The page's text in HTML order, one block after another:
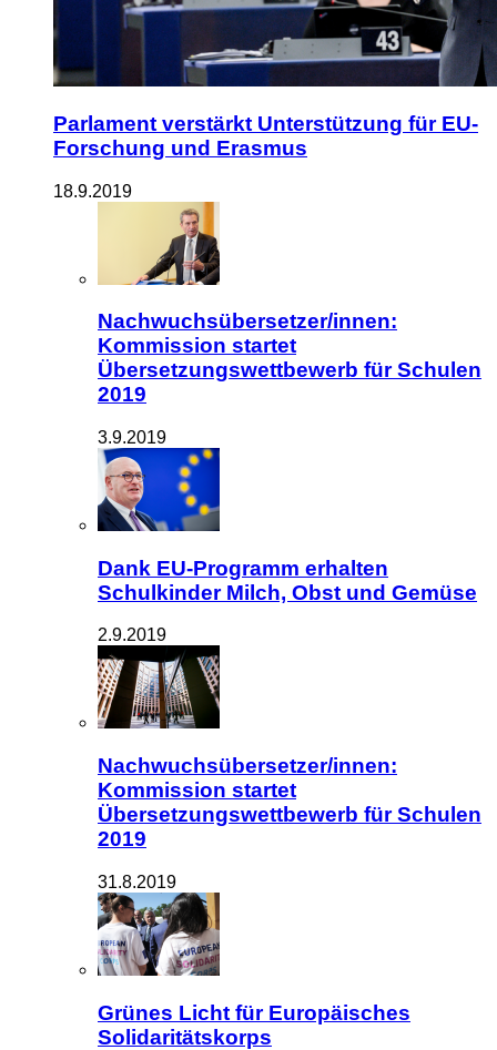
Parlament verstärkt Unterstützung für EU-
Forschung und Erasmus
18.9.2019
Nachwuchsübersetzer/innen:
Kommission startet
Übersetzungswettbewerb für Schulen
2019
3.9.2019
Dank EU-Programm erhalten
Schulkinder Milch, Obst und Gemüse
2.9.2019
Nachwuchsübersetzer/innen:
Kommission startet
Übersetzungswettbewerb für Schulen
2019
31.8.2019
Grünes Licht für Europäisches
Solidaritätskorps